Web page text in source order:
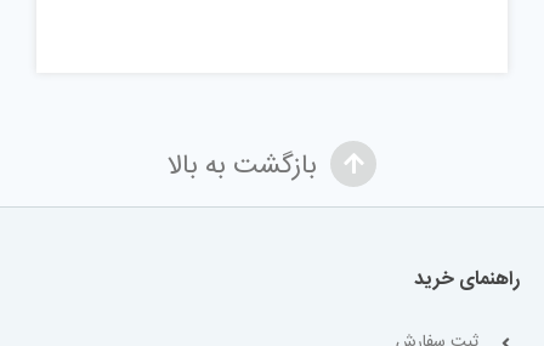
بازگشت به بالا
راهنمای خرید